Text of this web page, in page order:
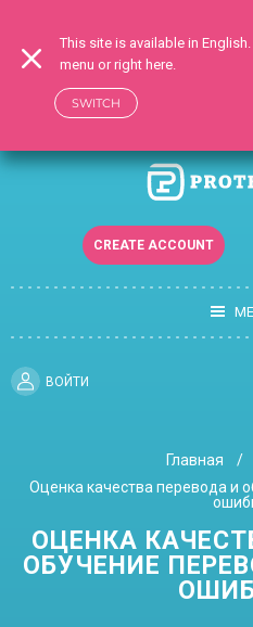
CREATE ACCOUNT
ВОЙТИ
Главная
Оценка качества перевода и
ОЦЕНКА
ОБУЧЕНИЕ
This site is available in
menu or right here.
SWITCH